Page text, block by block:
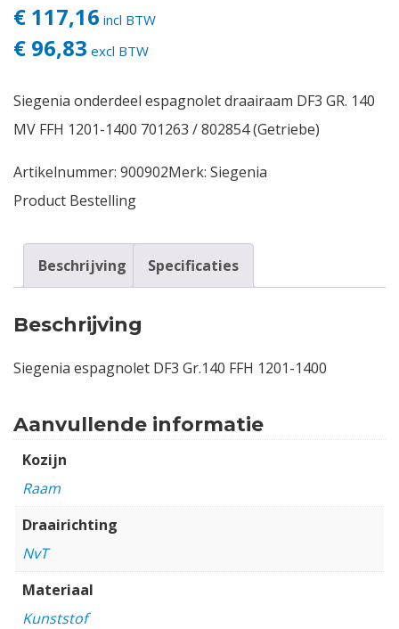
€ 117,16 incl BTW
€ 96,83 excl BTW
Siegenia onderdeel espagnolet draairaam DF3 GR. 140
MV FFH 1201-1400 701263 / 802854 (Getriebe)
Artikelnummer: 900902Merk: Siegenia
Product Bestelling
Beschrijving Specificaties
Beschrijving
Siegenia espagnolet DF3 Gr.140 FFH 1201-1400
Aanvullende informatie
Kozijn
Raam
Draairichting
NvT
Materiaal
Kunststof